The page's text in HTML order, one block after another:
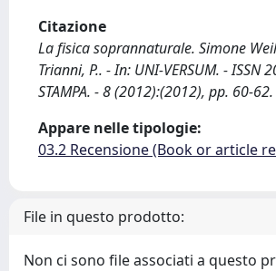
Citazione
La fisica soprannaturale. Simone
Trianni, P.. - In: UNI-VERSUM. - ISSN
STAMPA. - 8 (2012):(2012), pp. 60-62.
Appare nelle tipologie:
03.2 Recensione (Book or article
File in questo prodotto:
Non ci sono file associati a questo